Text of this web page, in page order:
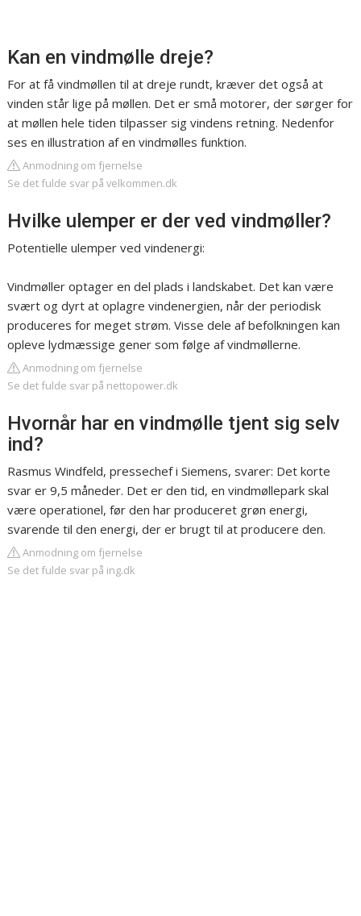
Kan en vindmølle dreje?
For at få vindmøllen til at dreje rundt, kræver det også at
vinden står lige på møllen. Det er små motorer, der sørger for
at møllen hele tiden tilpasser sig vindens retning. Nedenfor
ses en illustration af en vindmølles funktion.
Anmodning om fjernelse
Se det fulde svar på velkommen.dk
Hvilke ulemper er der ved vindmøller?
Potentielle ulemper ved vindenergi:
Vindmøller optager en del plads i landskabet. Det kan være
svært og dyrt at oplagre vindenergien, når der periodisk
produceres for meget strøm. Visse dele af befolkningen kan
opleve lydmæssige gener som følge af vindmøllerne.
Anmodning om fjernelse
Se det fulde svar på nettopower.dk
Hvornår har en vindmølle tjent sig selv
ind?
Rasmus Windfeld, pressechef i Siemens, svarer: Det korte
svar er 9,5 måneder. Det er den tid, en vindmøllepark skal
være operationel, før den har produceret grøn energi,
svarende til den energi, der er brugt til at producere den.
Anmodning om fjernelse
Se det fulde svar på ing.dk